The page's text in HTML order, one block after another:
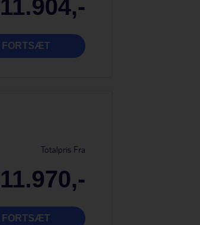
11.904,-
FORTSÆT
Totalpris Fra
11.970,-
FORTSÆT